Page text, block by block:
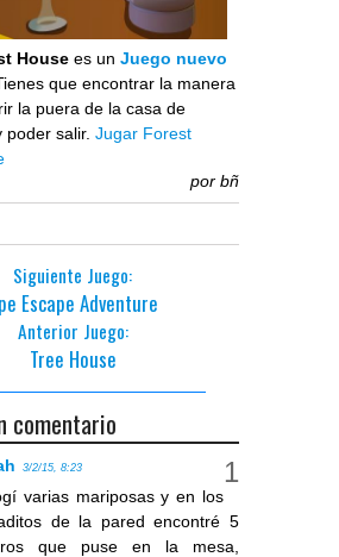
House es un Juego nuevo
que encontrar la manera
la puera de la casa de
poder salir. Jugar Forest
por bñ
Siguiente Juego:
Escape Adventure
Anterior Juego:
Tree House
comentario
3/2/15, 8:23
varias mariposas y en los
de la pared encontré 5
que puse en la mesa,